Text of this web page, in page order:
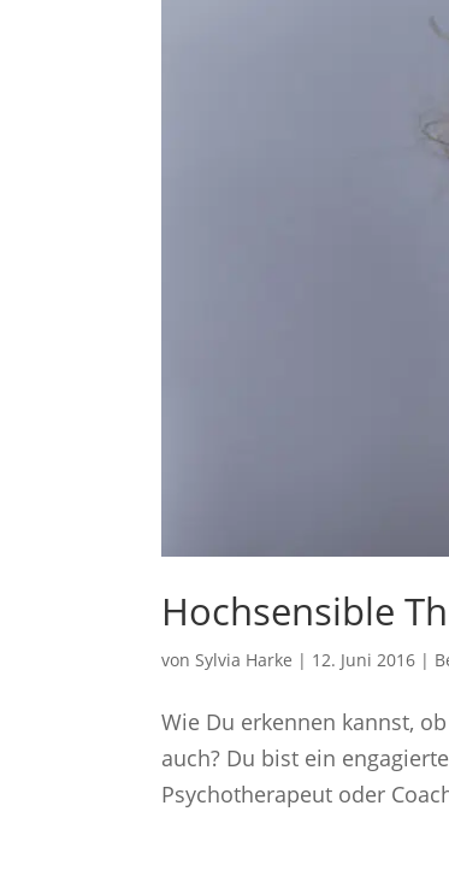
Hochsensible
vonSylvia Harke | 12. Juni 2016 |
Wie Du erkennen kannst,
auch? Du bist ein
Psychotherapeut oder